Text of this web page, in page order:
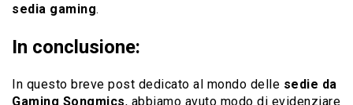
sedia gaming.
In conclusione:
In questo breve post dedicato al mondo delle sedie da
Gaming Songmics, abbiamo avuto modo di evidenziare